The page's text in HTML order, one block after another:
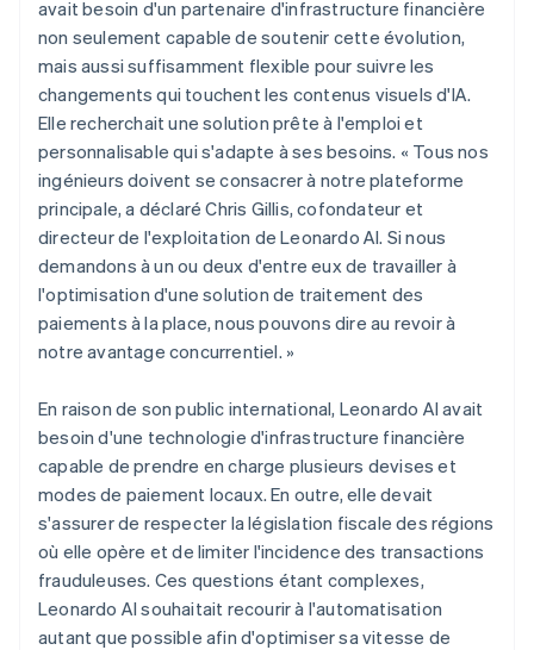
avait besoin d'un partenaire d'infrastructure financière
non seulement capable de soutenir cette évolution,
mais aussi suffisamment flexible pour suivre les
changements qui touchent les contenus visuels d'IA.
Elle recherchait une solution prête à l'emploi et
personnalisable qui s'adapte à ses besoins. « Tous nos
ingénieurs doivent se consacrer à notre plateforme
principale, a déclaré Chris Gillis, cofondateur et
directeur de l'exploitation de Leonardo AI. Si nous
demandons à un ou deux d'entre eux de travailler à
l'optimisation d'une solution de traitement des
paiements à la place, nous pouvons dire au revoir à
notre avantage concurrentiel. »
En raison de son public international, Leonardo AI avait
besoin d'une technologie d'infrastructure financière
capable de prendre en charge plusieurs devises et
modes de paiement locaux. En outre, elle devait
s'assurer de respecter la législation fiscale des régions
où elle opère et de limiter l'incidence des transactions
frauduleuses. Ces questions étant complexes,
Leonardo AI souhaitait recourir à l'automatisation
autant que possible afin d'optimiser sa vitesse de